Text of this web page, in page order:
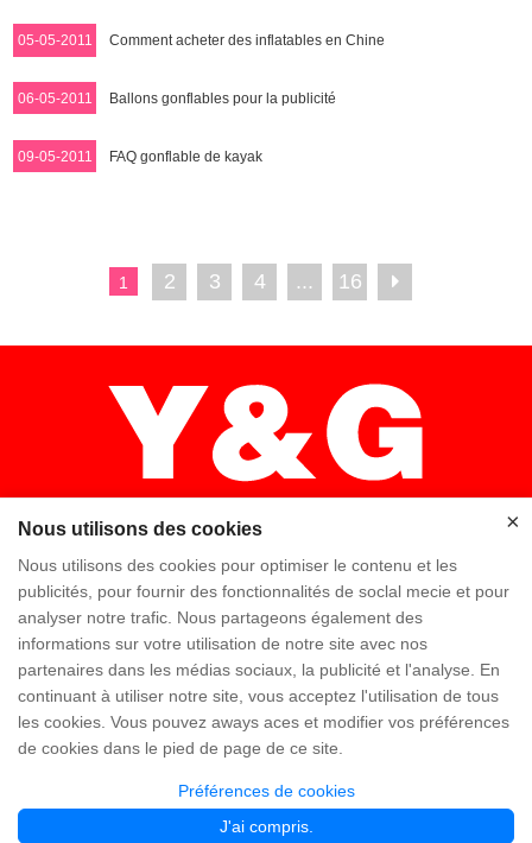
05-05-2011 Comment acheter des inflatables en Chine
06-05-2011 Ballons gonflables pour la publicité
09-05-2011 FAQ gonflable de kayak
1 2 3 4 ... 16
×
Accueil
Haute qualité Équipe Y & G
Y & G Société Visitez l'usine FAQ
Connaissance Contactez-nous
Copyright @ Y&G Inflatable (Guangzhou Yujia New Materials Co., Ltd)粤ICP备
www.yginflatable.net
Nous utilisons des cookies
Nous utilisons des cookies pour optimiser le contenu et les
publicités, pour fournir des fonctionnalités de soclal mecie et pour
analyser notre trafic. Nous partageons également des
informations sur votre utilisation de notre site avec nos
partenaires dans les médias sociaux, la publicité et l'analyse. En
continuant à utiliser notre site, vous acceptez l'utilisation de tous
les cookies. Vous pouvez aways aces et modifier vos préférences
de cookies dans le pied de page de ce site.
Préférences de cookies
J'ai compris.
×